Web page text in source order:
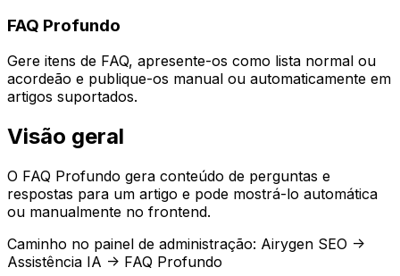
FAQ Profundo
Gere itens de FAQ, apresente-os como lista normal ou
acordeão e publique-os manual ou automaticamente em
artigos suportados.
Visão geral
O FAQ Profundo gera conteúdo de perguntas e
respostas para um artigo e pode mostrá-lo automática
ou manualmente no frontend.
Caminho no painel de administração: Airygen SEO ->
Assistência IA -> FAQ Profundo